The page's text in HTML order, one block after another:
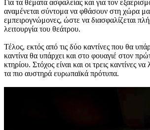
Για τα θέματα ασφαλείας και για τον
αναμένεται σύντομα να φθάσουν στη χώρα
εμπειρογνώμονες, ώστε να διασφαλίζεται
λειτουργία του θεάτρου.
Τέλος, εκτός από τις δύο καντίνες που θα
καντίνα θα υπάρχει και στο φουαγιέ στον
κτηρίου. Στόχος είναι και οι τρεις καντίνες
τα πιο αυστηρά ευρωπαϊκά πρότυπα.